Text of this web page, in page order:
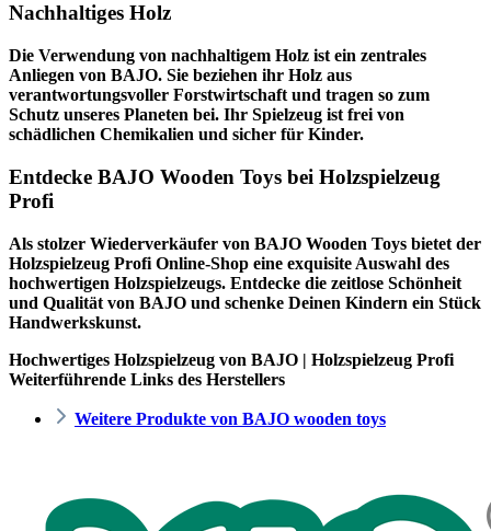
Nachhaltiges Holz
Die Verwendung von nachhaltigem Holz ist ein zentrales
Anliegen von BAJO. Sie beziehen ihr Holz aus
verantwortungsvoller Forstwirtschaft und tragen so zum
Schutz unseres Planeten bei. Ihr Spielzeug ist frei von
schädlichen Chemikalien und sicher für Kinder.
Entdecke BAJO Wooden Toys bei Holzspielzeug
Profi
Als stolzer Wiederverkäufer von BAJO Wooden Toys bietet der
Holzspielzeug Profi Online-Shop eine exquisite Auswahl des
hochwertigen Holzspielzeugs. Entdecke die zeitlose Schönheit
und Qualität von BAJO und schenke Deinen Kindern ein Stück
Handwerkskunst.
Hochwertiges Holzspielzeug von BAJO | Holzspielzeug Profi
Weiterführende Links des Herstellers
Weitere Produkte von BAJO wooden toys